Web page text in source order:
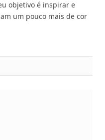
objetivo é inspirar e
um pouco mais de cor